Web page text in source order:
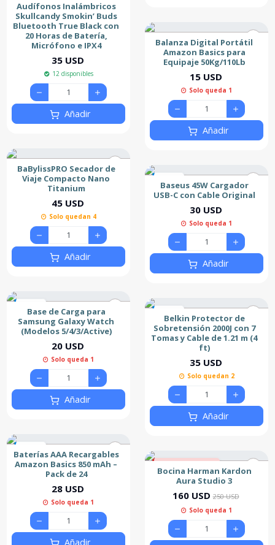
Audífonos Inalámbricos
Skullcandy Smokin’ Buds
Bluetooth True Black con
20 Horas de Batería,
Micrófono e IPX4
35 USD
12 disponibles
Añadir
BaBylissPRO Secador de
Viaje Compacto Nano
Titanium
45 USD
Solo quedan 4
Añadir
Base de Carga para
Samsung Galaxy Watch
(Modelos 5/4/3/Active)
20 USD
Solo queda 1
Añadir
Baterías AAA Recargables
Amazon Basics 850 mAh –
Pack de 24
28 USD
Solo queda 1
Añadir
Balanza Digital Portátil
Amazon Basics para
Equipaje 50Kg/110Lb
15 USD
Solo queda 1
Añadir
Baseus 45W Cargador
USB-C con Cable Original
30 USD
Solo queda 1
Añadir
Belkin Protector de
Sobretensión 2000J con 7
Tomas y Cable de 1.21 m (4
ft)
35 USD
Solo quedan 2
Añadir
36% de descuento
Destacado
Bocina Harman Kardon
Aura Studio 3
160 USD 250 USD
Solo queda 1